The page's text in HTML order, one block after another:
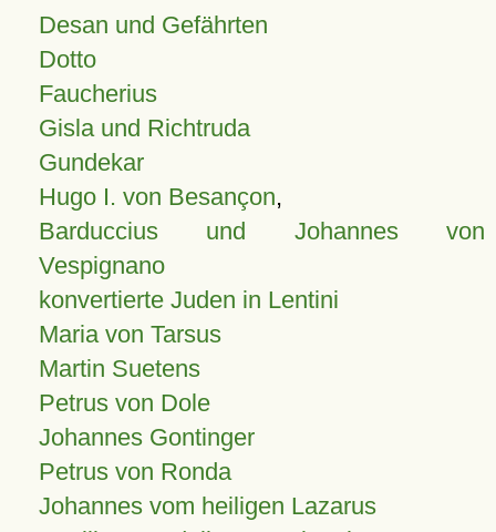
Desan und Gefährten
Dotto
Faucherius
Gisla und Richtruda
Gundekar
Hugo I. von Besançon,
Barduccius und Johannes von
Vespignano
konvertierte Juden in Lentini
Maria von Tarsus
Martin Suetens
Petrus von Dole
Johannes Gontinger
Petrus von Ronda
Johannes vom heiligen Lazarus